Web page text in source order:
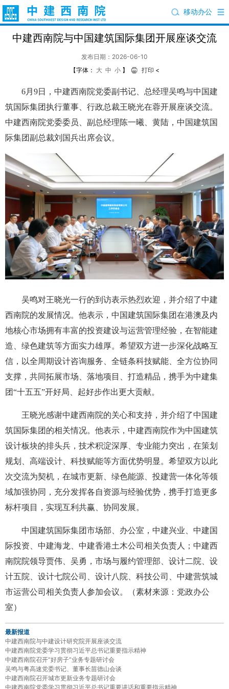
移动办公
中建西南院与中国建筑国际集团开展座谈交流
发布日期：2026-06-10
【字体： 大 中 小 】 打印 <
6月9日，中建西南院党委副书记、总经理吴鸣与中国建
筑国际集团执行董事、行政总裁王晓光在蓉开展座谈交流。
中建西南院党委委员、副总经理陈一曦、黄陆，中国建筑国
际集团副总裁刘国兵出席会议。
吴鸣对王晓光一行的到访表示热烈欢迎，并介绍了中建
西南院的发展情况。他表示，中国建筑国际集团在港澳及内
地核心市场拥有丰富的投资建设与运营管理经验，在智能建
造、绿色建筑等方面实力雄厚。希望双方进一步深化战略互
信，以全周期设计咨询服务、全链条科技赋能、全方位协同
支撑，共同拓展市场、落地项目、打造精品，携手为中建集
团“十五五”开好局、起好步作出更大贡献。
王晓光感谢中建西南院的关心和支持，并介绍了中国建
筑国际集团的相关情况。他表示，中建西南院作为中国建筑
设计板块的排头兵，技术积淀深厚、专业能力突出，在策划
规划、高端设计、科技赋能等方面优势明显。希望双方以此
次交流为契机，在城市更新、绿色能源、投建营一体化等领
域加强协同，充分发挥各自资源与经验优势，携手打造更多
标杆项目，实现互利共赢、协同发展。
中国建筑国际集团市场部、办公室， 中建兴业 、中建国
际投资、中建海龙、中建香港土木公司相关负责人；中建西
南院院领导贾伟、吴勇，市场与履约管理部、设计二院、设
计五院、设计七院公司、设计八院、科技公司、中建营筑城
市运营公司相关负责人参加会议。（素材来源：党政办公
室）
最新报道
中建西南院与中建设计研究院开展座谈交流
中建西南院党委学习贯彻习近平总书记重要指示精神
中建西南院召开“好房子”业务专题研讨会
吴鸣与粤高速党委书记、董事长苗德山会谈
中建西南院召开城市更新业务专题研讨会
中建西南院党委学习贯彻习近平总书记重要讲话和重要指示精神